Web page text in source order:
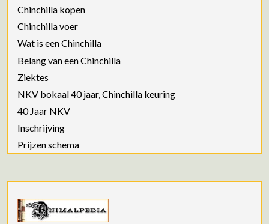
Chinchilla kopen
Chinchilla voer
Wat is een Chinchilla
Belang van een Chinchilla
Ziektes
NKV bokaal 40 jaar, Chinchilla keuring
40 Jaar NKV
Inschrijving
Prijzen schema